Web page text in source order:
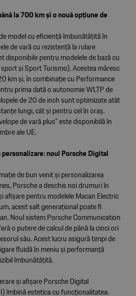
la 700 km și o nouă opțiune de
model cu eficiență îmbunătățită în
de vară cu rezistență la rulare
disponibile pentru modelele de bază cu
și Sport Turismo). Acestea măresc
km și, în combinație cu Performance
prima dată o autonomie WLTP de
de 20 de inch sunt optimizate atât
lungi, cât și pentru cel în oraș.
de vară plus” este disponibilă în
ale UE.
noul Porsche Digital
de bun venit și personalizarea
Porsche a deschis noi drumuri în
afișare pentru modelele Macan Electric
acest salt generațional poate fi
Noul sistem Porsche Communication
o putere de calcul de până la cinci ori
său. Acest lucru asigură timpi de
fluidă în meniu și performanță
îmbunătățită.
și afișare Porsche Digital
îmbină estetica cu funcționalitatea.